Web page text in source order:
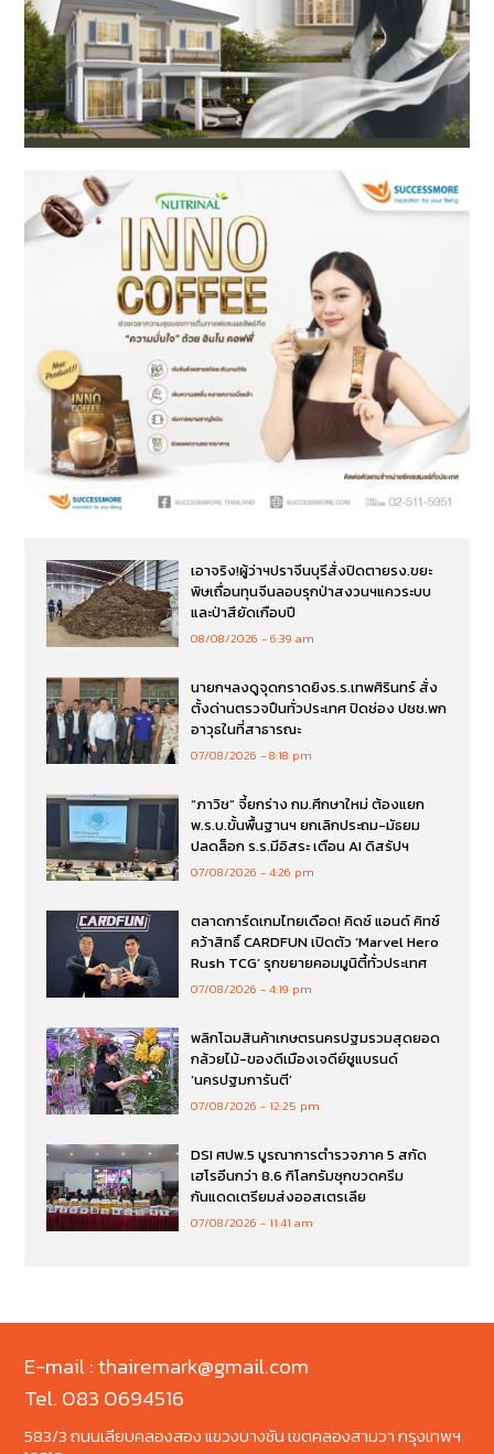
เอาจริง!ผู้ว่าฯปราจีนบุรีสั่งปิดตายรง.ขยะ
พิษเถื่อนทุนจีนลอบรุกป่าสงวนฯแควระบบ
และป่าสียัดเกือบปี
08/08/2026 6:39 am
นายกฯลงดูจุดกราดยิงร.ร.เทพศิรินทร์ สั่ง
ตั้งด่านตรวจปืนทั่วประเทศ ปิดช่อง ปชช.พก
อาวุธในที่สาธารณะ
07/08/2026 8:18 pm
“ภาวิช” จี้ยกร่าง กม.ศึกษาใหม่ ต้องแยก
พ.ร.บ.ขั้นพื้นฐานฯ ยกเลิกประถม-มัธยม
ปลดล็อก ร.ร.มีอิสระ เตือน AI ดิสรัปฯ
07/08/2026 4:26 pm
ตลาดการ์ดเกมไทยเดือด! คิดซ์ แอนด์ คิทซ์
คว้าสิทธิ์ CARDFUN เปิดตัว ‘Marvel Hero
Rush TCG’ รุกขยายคอมมูนิตี้ทั่วประเทศ
07/08/2026 4:19 pm
พลิกโฉมสินค้าเกษตรนครปฐมรวมสุดยอด
กล้วยไม้-ของดีเมืองเจดีย์ชูแบรนด์
‘นครปฐมการันตี’
07/08/2026 12:25 pm
DSI ศปพ.5 บูรณาการตำรวจภาค 5 สกัด
เฮโรอีนกว่า 8.6 กิโลกรัมซุกขวดครีม
กันแดดเตรียมส่งออสเตรเลีย
07/08/2026 11:41 am
E-mail : thairemark@gmail.com
Tel. 083 0694516
583/3 ถนนเลียบคลองสอง แขวงบางชัน เขตคลองสามวา กรุงเทพฯ